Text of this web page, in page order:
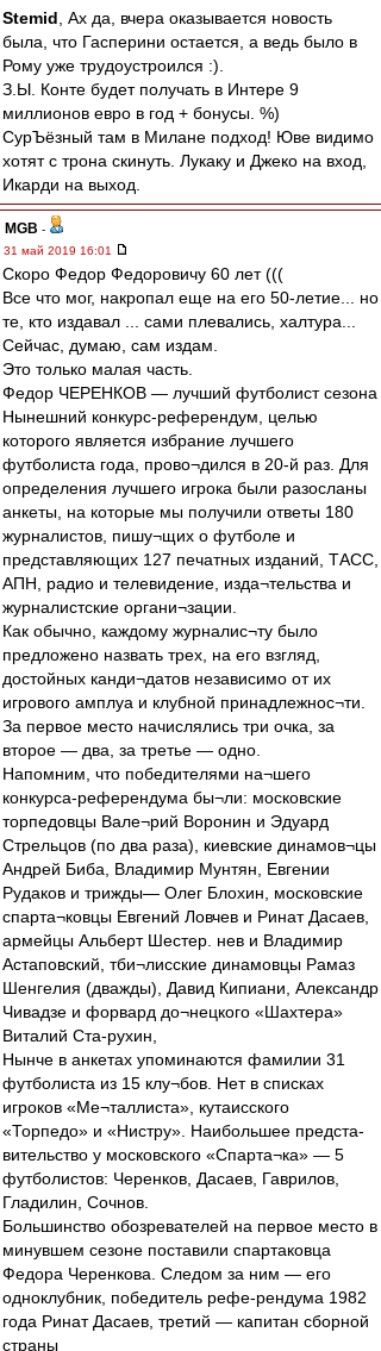
Stemid , Ах да, вчера оказывается новость
была, что Гасперини остается, а ведь было в
Рому уже трудоустроился :).
З.Ы. Конте будет получать в Интере 9
миллионов евро в год + бонусы. %)
СурЪёзный там в Милане подход! Юве видимо
хотят с трона скинуть. Лукаку и Джеко на вход,
Икарди на выход.
MGB -
31 май 2019 16:01
Скоро Федор Федоровичу 60 лет (((
Все что мог, накропал еще на его 50-летие... но
те, кто издавал ... сами плевались, халтура...
Сейчас, думаю, сам издам.
Это только малая часть.
Федор ЧЕРЕНКОВ — лучший футболист сезона
Нынешний конкурс-референдум, целью
которого является избрание лучшего
футболиста года, прово¬дился в 20-й раз. Для
определения лучшего игрока были разосланы
анкеты, на которые мы получили ответы 180
журналистов, пишу¬щих о футболе и
представляющих 127 печатных изданий, ТАСС,
АПН, радио и телевидение, изда¬тельства и
журналистские органи¬зации.
Как обычно, каждому журналис¬ту было
предложено назвать трех, на его взгляд,
достойных канди¬датов независимо от их
игрового амплуа и клубной принадлежнос¬ти.
За первое место начислялись три очка, за
второе — два, за третье — одно.
Напомним, что победителями на¬шего
конкурса-референдума бы¬ли: московские
торпедовцы Вале¬рий Воронин и Эдуард
Стрельцов (по два раза), киевские динамов¬цы
Андрей Биба, Владимир Мунтян, Евгении
Рудаков и трижды— Олег Блохин, московские
спарта¬ковцы Евгений Ловчев и Ринат Дасаев,
армейцы Альберт Шестер. нев и Владимир
Астаповский, тби¬лисские динамовцы Рамаз
Шенгелия (дважды), Давид Кипиани, Александр
Чивадзе и форвард до¬нецкого «Шахтера»
Виталий Ста-рухин,
Нынче в анкетах упоминаются фамилии 31
футболиста из 15 клу¬бов. Нет в списках
игроков «Ме¬таллиста», кутаисского
«Торпедо» и «Нистру». Наибольшее предста-
вительство у московского «Спарта¬ка» — 5
футболистов: Черенков, Дасаев, Гаврилов,
Гладилин, Сочнов.
Большинство обозревателей на первое место в
минувшем сезоне поставили спартаковца
Федора Черенкова. Следом за ним — его
одноклубник, победитель рефе-рендума 1982
года Ринат Дасаев, третий — капитан сборной
страны